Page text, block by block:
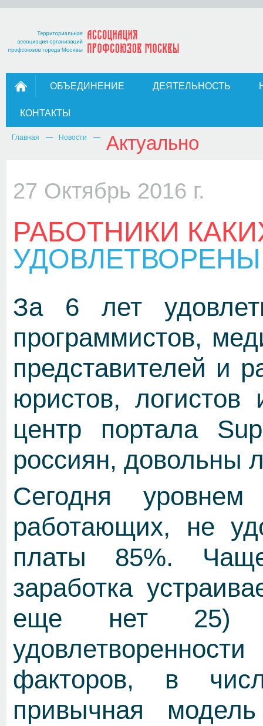
ОБЪЕДИНЕНИЕ ДЕЯТЕЛЬНОСТЬ
КОНТАКТЫ
Главная Новости Актуально
27 Октябрь 2016 г.
РАБОТНИКИ
За 6 лет
программистов,
представителей и
юристов, логистов
центр портала
россиян, довольны
Сегодня
работающих, не
платы 85%.
заработка
еще нет 25)
факторов, в
привычная